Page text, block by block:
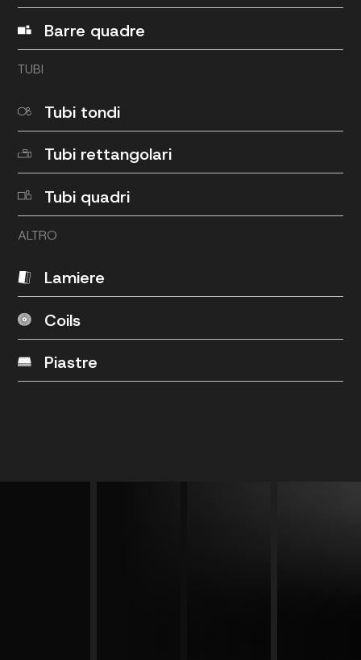
Barre quadre
TUBI
Tubi tondi
Tubi rettangolari
Tubi quadri
ALTRO
Lamiere
Coils
Piastre